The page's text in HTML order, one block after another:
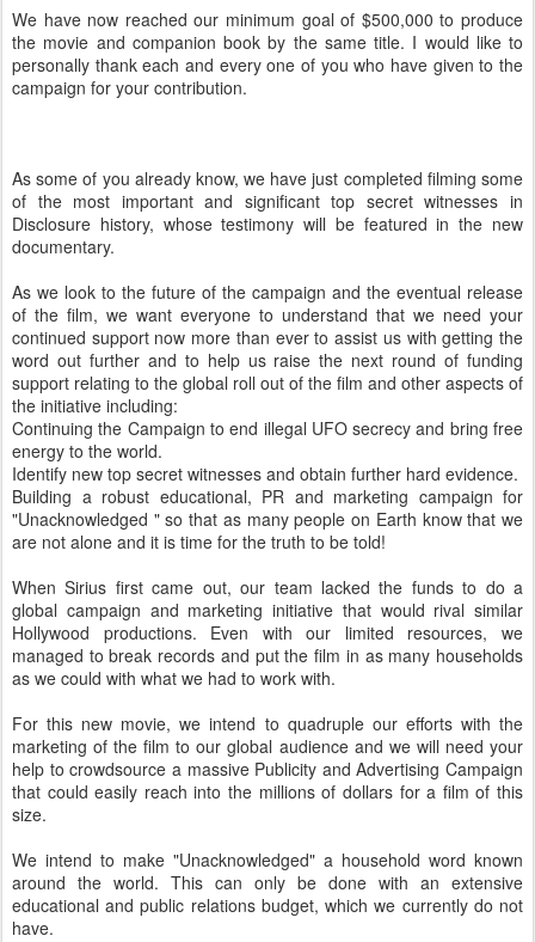
We have now reached our minimum goal of $500,000 to produce
the movie and companion book by the same title. I would like to
personally thank each and every one of you who have given to the
campaign for your contribution.
As some of you already know, we have just completed filming some
of the most important and significant top secret witnesses in
Disclosure history, whose testimony will be featured in the new
documentary.
As we look to the future of the campaign and the eventual release
of the film, we want everyone to understand that we need your
continued support now more than ever to assist us with getting the
word out further and to help us raise the next round of funding
support relating to the global roll out of the film and other aspects of
the initiative including:
Continuing the Campaign to end illegal UFO secrecy and bring free
energy to the world.
Identify new top secret witnesses and obtain further hard evidence.
Building a robust educational, PR and marketing campaign for
"Unacknowledged " so that as many people on Earth know that we
are not alone and it is time for the truth to be told!
When Sirius first came out, our team lacked the funds to do a
global campaign and marketing initiative that would rival similar
Hollywood productions. Even with our limited resources, we
managed to break records and put the film in as many households
as we could with what we had to work with.
For this new movie, we intend to quadruple our efforts with the
marketing of the film to our global audience and we will need your
help to crowdsource a massive Publicity and Advertising Campaign
that could easily reach into the millions of dollars for a film of this
size.
We intend to make "Unacknowledged" a household word known
around the world. This can only be done with an extensive
educational and public relations budget, which we currently do not
have.